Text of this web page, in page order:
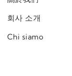
회사 소개
Chi siamo